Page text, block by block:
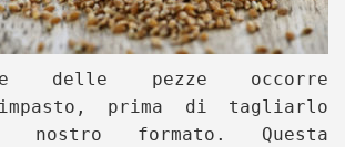
delle pezze occorre
prima di tagliarlo
nostro formato. Questa